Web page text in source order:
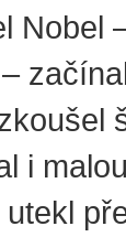
Nobel
i